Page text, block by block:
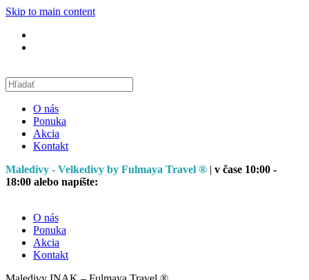
Skip to main content
O nás
Ponuka
Akcia
Kontakt
Maledivy - Velkedivy by Fulmaya Travel ® | v čase 10:00 -
18:00 alebo napíšte:
O nás
Ponuka
Akcia
Kontakt